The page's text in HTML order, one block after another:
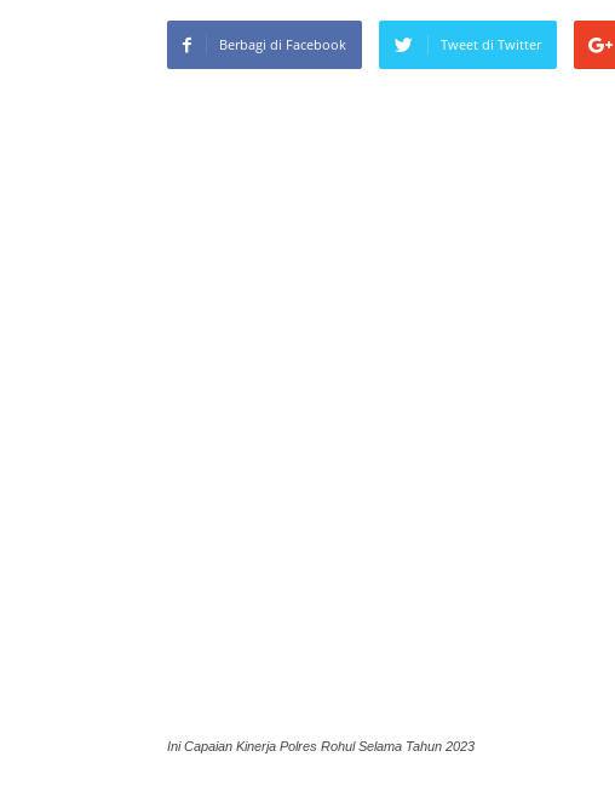
Berbagi di Facebook Tweet di Twitter
Ini Capaian Kinerja Polres Rohul Selama Tahun 2023